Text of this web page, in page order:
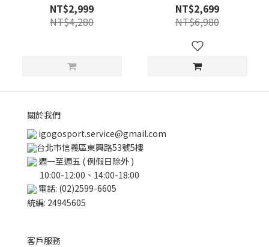
NT$2,999
NT$4,280
NT$2,699
NT$6,980
關於我們
igogosport.service@gmail.com
台北市信義區東興路53號5樓
週一至週五 ( 例假日除外 )
10:00-12:00、14:00-18:00
電話: (02)2599-6605
統編: 24945605
客戶服務